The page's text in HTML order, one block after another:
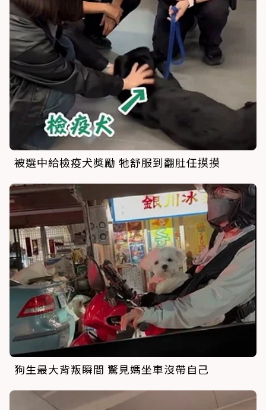
被選中給檢疫犬獎勵 牠舒服到翻肚任摸摸
狗生最大背叛瞬間 驚見媽坐車沒帶自己